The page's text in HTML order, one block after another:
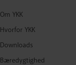
Om YKK
Hvorfor YKK
Downloads
Bæredygtighed